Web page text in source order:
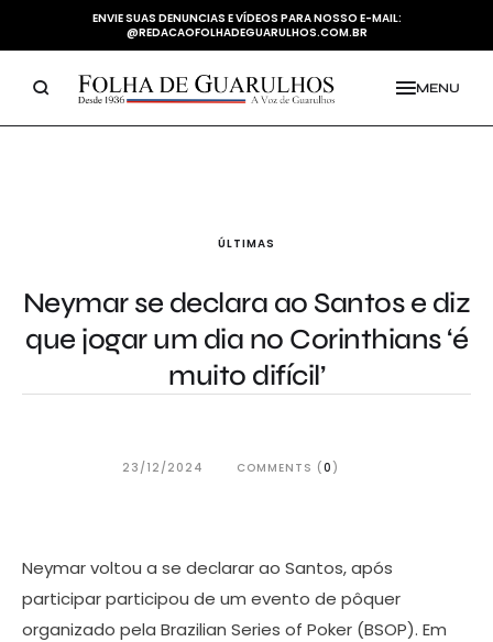
ENVIE SUAS DENUNCIAS E VÍDEOS PARA NOSSO E-MAIL:
@REDACAOFOLHADEGUARULHOS.COM.BR
MENU
ÚLTIMAS
Neymar se declara ao Santos e diz
que jogar um dia no Corinthians ‘é
muito difícil’
23/12/2024 COMMENTS (0 )
Neymar voltou a se declarar ao Santos, após
participar participou de um evento de pôquer
organizado pela Brazilian Series of Poker (BSOP). Em